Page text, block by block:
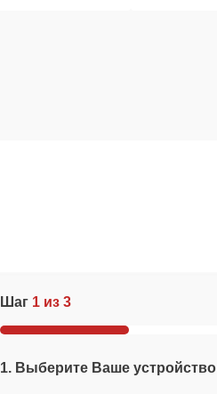
Шаг 1 из 3
1. Выберите Ваше устройство